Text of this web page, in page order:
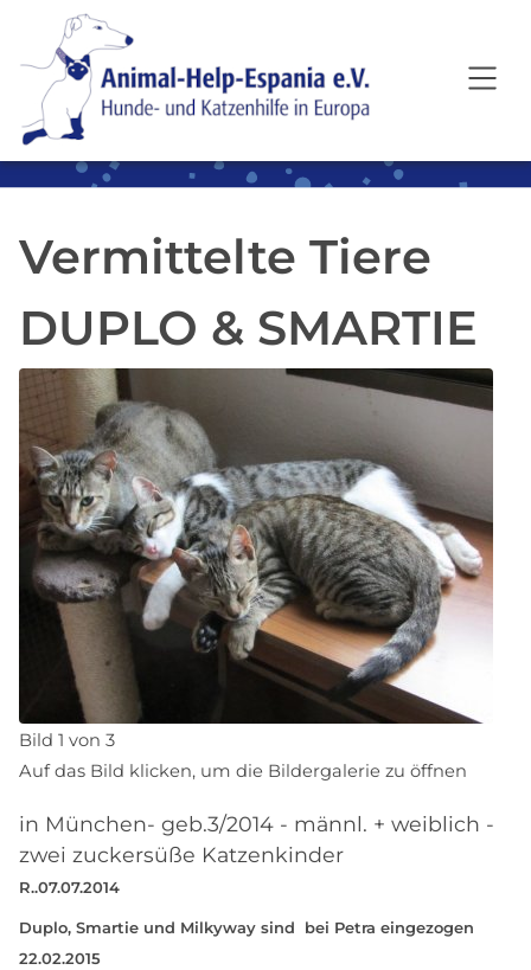
SKIP TO MAIN CONTENT
Vermittelte Tiere
DUPLO & SMARTIE
Bild 1 von 3
Auf das Bild klicken, um die Bildergalerie zu öffnen
in München- geb.3/2014 - männl. + weiblich -
zwei zuckersüße Katzenkinder
R..07.07.2014
Duplo, Smartie und Milkyway sind bei Petra eingezogen
22.02.2015